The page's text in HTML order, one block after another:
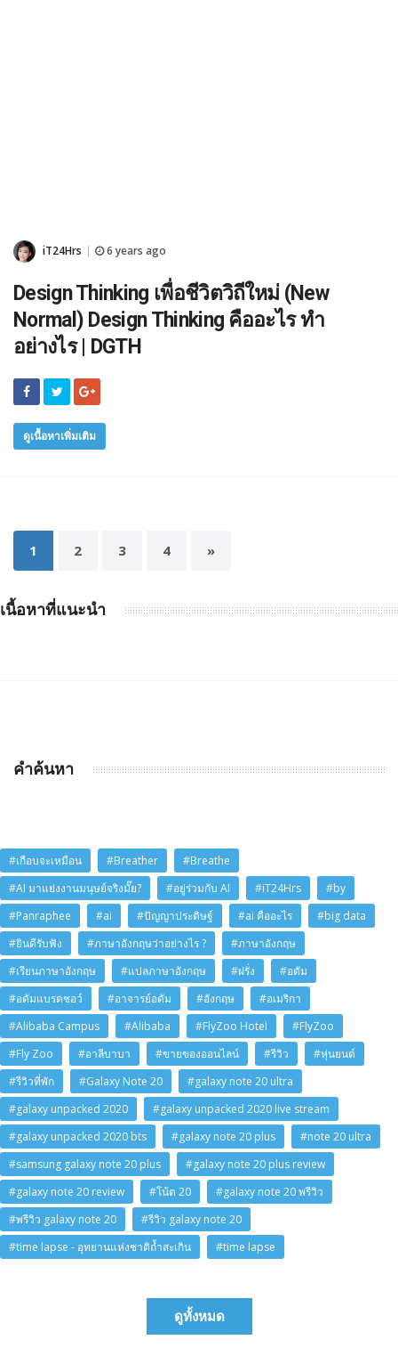
iT24Hrs 6 years ago
Design Thinking เพื่อชีวิตวิถีใหม่ (New
Normal) Design Thinking คืออะไร ทำ
อย่างไร | DGTH
ดูเนื้อหาเพิ่มเติม
1 2 3 4 »
เนื้อหาที่แนะนำ
คำค้นหา
#เกือบจะเหมือน #Breather
#Breathe
#AI มาแย่งงานมนุษย์จริงมั๊ย?
#อยู่ร่วมกับ AI #iT24Hrs
#by
#Panraphee
#ai #ปัญญาประดิษฐ์ #ai คืออะไร
#big data
#ยินดีรับฟัง
#ภาษาอังกฤษว่าอย่างไร ?
#ภาษาอังกฤษ
#เรียนภาษาอังกฤษ
#แปลภาษาอังกฤษ #ฝรั่ง
#อดัม
#อดัมแบรดชอว์
#อาจารย์อดัม #อังกฤษ
#อเมริกา
#Alibaba Campus
#Alibaba #FlyZoo Hotel
#FlyZoo
#Fly Zoo
#อาลีบาบา #ขายของออนไลน์ #รีวิว
#หุ่นยนต์
#รีวิวที่พัก
#Galaxy Note 20
#galaxy note 20 ultra
#galaxy unpacked 2020
#galaxy unpacked 2020 live stream
#galaxy unpacked 2020 bts
#galaxy note 20 plus
#note 20 ultra
#samsung galaxy note 20 plus
#galaxy note 20 plus review
#galaxy note 20 review
#โน้ต 20
#galaxy note 20 พรีวิว
#พรีวิว galaxy note 20
#รีวิว galaxy note 20
#time lapse - อุทยานแห่งชาติถ้ำสะเกิน
#time lapse
ดูทั้งหมด